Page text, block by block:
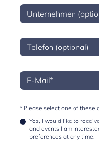
* Please select one of these
Yes, I would like to
and events I am
preferences at any time.